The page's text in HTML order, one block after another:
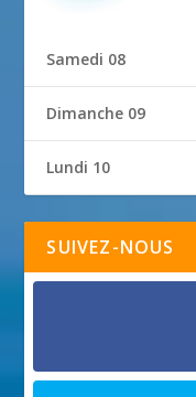
Samedi 08
Dimanche 09
Lundi 10
SUIVEZ-NOUS